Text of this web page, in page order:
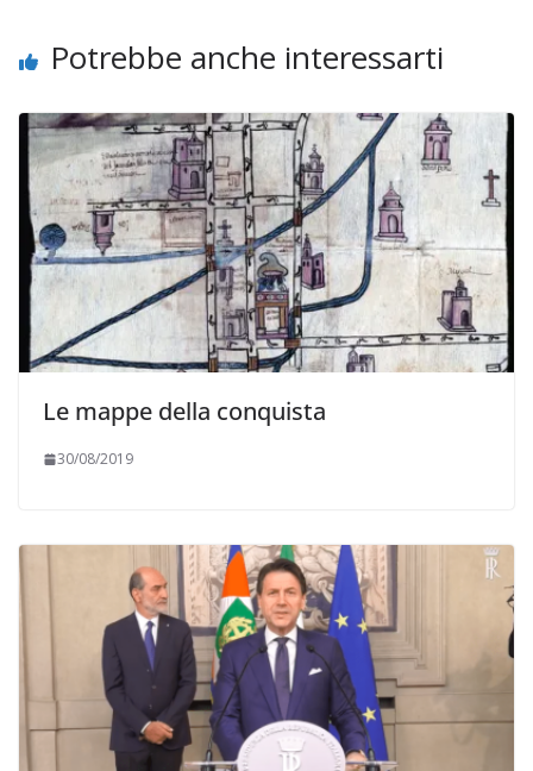
Potrebbe anche interessarti
Le mappe della conquista
30/08/2019